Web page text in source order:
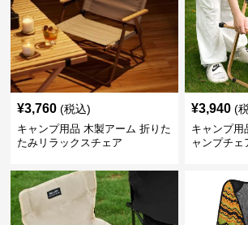
¥3,760 (税込)
キャンプ用品 木製アーム 折りた
たみリラックスチェア
¥3,940 (
キャンプ用
ャンプチェ